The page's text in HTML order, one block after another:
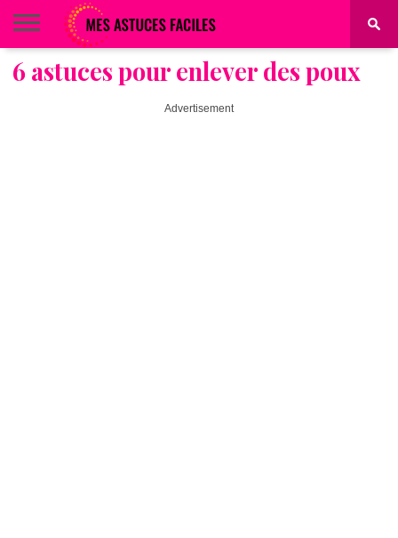
BEAUTÉ
COIFFURE
ALIMENTATION
MAQUILLAGE
MAISON
6 astuces pour enlever des poux
Advertisement